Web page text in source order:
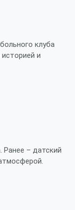
клуба
и
Ранее – датский